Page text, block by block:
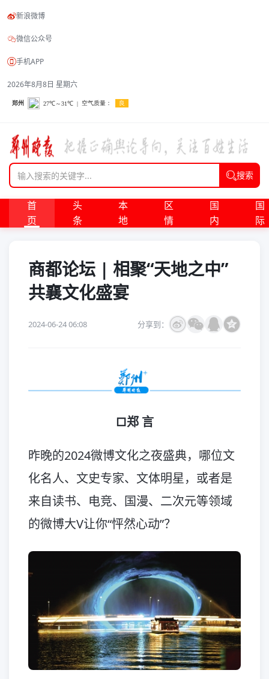
新浪微博
微信公众号
手机APP
2026年8月8日 星期六
搜索
首
页
头
条
本
地
区
情
国
内
国
际
商都论坛 | 相聚“天地之中”
共襄文化盛宴
2024-06-24 06:08 分享到：
□郑 言
昨晚的2024微博文化之夜盛典，哪位文
化名人、文史专家、文体明星，或者是
来自读书、电竞、国漫、二次元等领域
的微博大V让你“怦然心动”？